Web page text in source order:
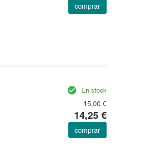
comprar
En stock
15,00 €
14,25 €
comprar